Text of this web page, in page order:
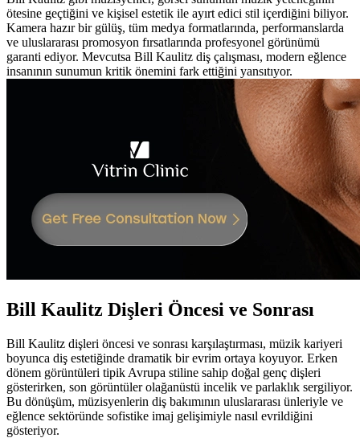
ötesine geçtiğini ve kişisel estetik ile ayırt edici stil içerdiğini biliyor.
Kamera hazır bir gülüş, tüm medya formatlarında, performanslarda
ve uluslararası promosyon fırsatlarında profesyonel görünümü
garanti ediyor. Mevcutsa Bill Kaulitz diş çalışması, modern eğlence
insanının sunumun kritik önemini fark ettiğini yansıtıyor.
Bill Kaulitz Dişleri Öncesi ve Sonrası
Bill Kaulitz dişleri öncesi ve sonrası karşılaştırması, müzik kariyeri
boyunca diş estetiğinde dramatik bir evrim ortaya koyuyor. Erken
dönem görüntüleri tipik Avrupa stiline sahip doğal genç dişleri
gösterirken, son görüntüler olağanüstü incelik ve parlaklık sergiliyor.
Bu dönüşüm, müzisyenlerin diş bakımının uluslararası ünleriyle ve
eğlence sektöründe sofistike imaj gelişimiyle nasıl evrildiğini
gösteriyor.